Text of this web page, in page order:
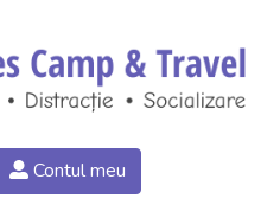
Contul meu